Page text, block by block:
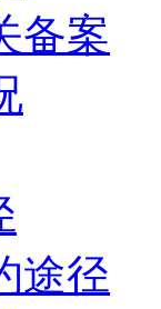
备案
途径